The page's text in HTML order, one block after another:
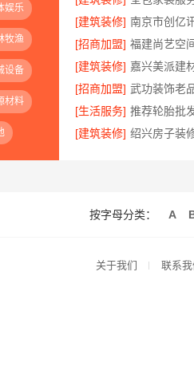
娱乐
牧渔
设备
材料
[建筑装修]
[招商加盟]
[建筑装修]
[招商加盟]
[生活服务]
[建筑装修]
按字母分类： A
关于我们 联系我